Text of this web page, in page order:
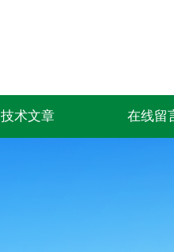
技术文章 在线留